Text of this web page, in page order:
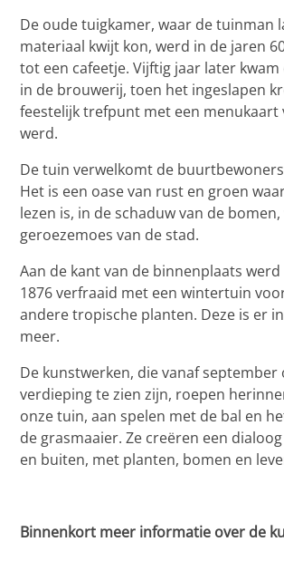
De oude tuigkamer, waar de tuinman
materiaal kwijt kon, werd in de jaren
tot een cafeetje. Vijftig jaar later kwam
in de brouwerij, toen het ingeslapen
feestelijk trefpunt met een menukaart
werd.
De tuin verwelkomt de
Het is een oase van rust en groen
lezen is, in de schaduw van de
geroezemoes van de stad.
Aan de kant van de binnenplaats
1876 verfraaid met een wintertuin
andere tropische planten. Deze is er
meer.
De kunstwerken, die vanaf september
verdieping te zien zijn, roepen
onze tuin, aan spelen met de bal en
de grasmaaier. Ze creëren een
en buiten, met planten, bomen en
Binnenkort meer informatie over de